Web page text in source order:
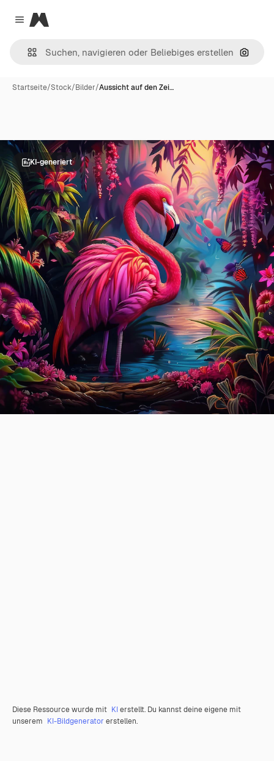
Close menu
Magnific
Nach
Startseite/Stock/Bilder/Aussicht auf den Zei…
KI-generiert
Diese Ressource wurde mit KIerstellt. Du kannst deine eigene mit
unserem KI-Bildgenerator erstellen.